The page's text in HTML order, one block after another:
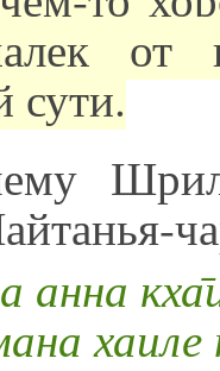
от
сути.
анна